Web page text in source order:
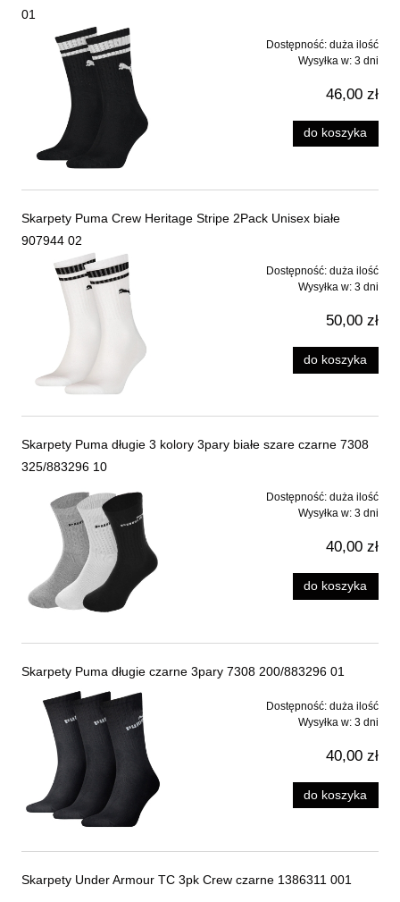
01
Dostępność: duża ilość
Wysyłka w: 3 dni
46,00 zł
do koszyka
Skarpety Puma Crew Heritage Stripe 2Pack Unisex białe
907944 02
Dostępność: duża ilość
Wysyłka w: 3 dni
50,00 zł
do koszyka
Skarpety Puma długie 3 kolory 3pary białe szare czarne 7308
325/883296 10
Dostępność: duża ilość
Wysyłka w: 3 dni
40,00 zł
do koszyka
Skarpety Puma długie czarne 3pary 7308 200/883296 01
Dostępność: duża ilość
Wysyłka w: 3 dni
40,00 zł
do koszyka
Skarpety Under Armour TC 3pk Crew czarne 1386311 001